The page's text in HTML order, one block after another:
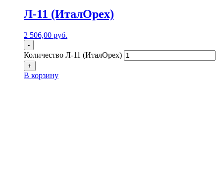
Л-11 (ИталОрех)
2 506,00 руб.
-
Количество Л-11 (ИталОрех)
+
В корзину